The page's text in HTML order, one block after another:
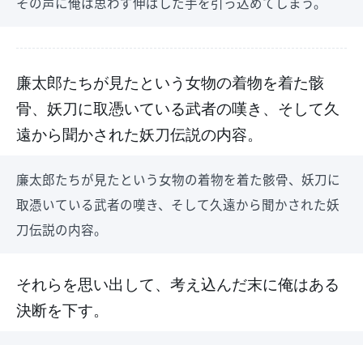
廉太郎たちが見たという女物の着物を着た骸
骨、妖刀に取憑いている武者の嘆き、そして久
遠から聞かされた妖刀伝説の内容。
廉太郎たちが見たという女物の着物を着た骸骨、妖刀に
取憑いている武者の嘆き、そして久遠から聞かされた妖
刀伝説の内容。
それらを思い出して、考え込んだ末に俺はある
決断を下す。